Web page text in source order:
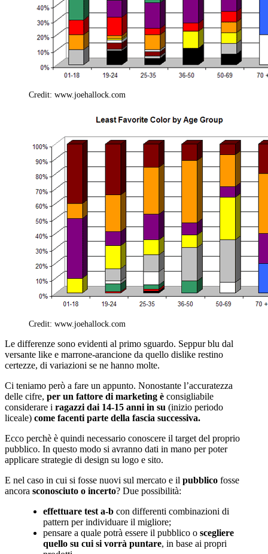
Credit: www.joehallock.com
Credit: www.joehallock.com
Le differenze sono evidenti al primo sguardo. Seppur blu dal
versante like e marrone-arancione da quello dislike restino
certezze, di variazioni se ne hanno molte.
Ci teniamo però a fare un appunto. Nonostante l’accuratezza
delle cifre, per un fattore di marketing è consigliabile
considerare i ragazzi dai 14-15 anni in su (inizio periodo
liceale) come facenti parte della fascia successiva.
Ecco perchè è quindi necessario conoscere il target del proprio
pubblico. In questo modo si avranno dati in mano per poter
applicare strategie di design su logo e sito.
E nel caso in cui si fosse nuovi sul mercato e il pubblico fosse
ancora sconosciuto o incerto? Due possibilità:
effettuare test a-b con differenti combinazioni di
pattern per individuare il migliore;
pensare a quale potrà essere il pubblico o scegliere
quello su cui si vorrà puntare, in base ai propri